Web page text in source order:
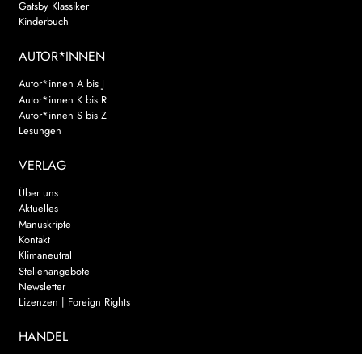
Gatsby Klassiker
Kinderbuch
AUTOR*INNEN
Autor*innen A bis J
Autor*innen K bis R
Autor*innen S bis Z
Lesungen
VERLAG
Über uns
Aktuelles
Manuskripte
Kontakt
Klimaneutral
Stellenangebote
Newsletter
Lizenzen | Foreign Rights
HANDEL